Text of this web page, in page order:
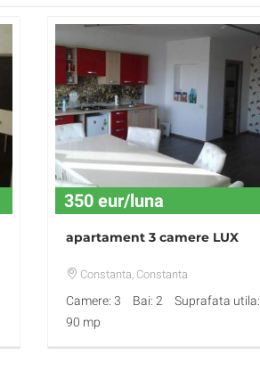
350 eur/luna
apartament 3 camere LUX
Constanta, Constanta
Camere: 3 Bai: 2
Suprafata utila:
90 mp